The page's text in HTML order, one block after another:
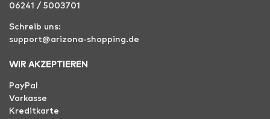
06241 / 5003701
Schreib uns:
support@arizona-shopping.de
WIR AKZEPTIEREN
PayPal
Vorkasse
Kreditkarte